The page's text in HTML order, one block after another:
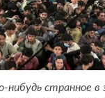
странное в